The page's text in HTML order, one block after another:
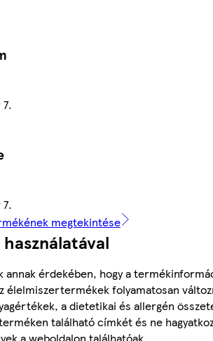
megtekintése
annak érdekében, hogy a
élelmiszertermékek folyamatosan
a dietetikai és allergén
található címkét és ne